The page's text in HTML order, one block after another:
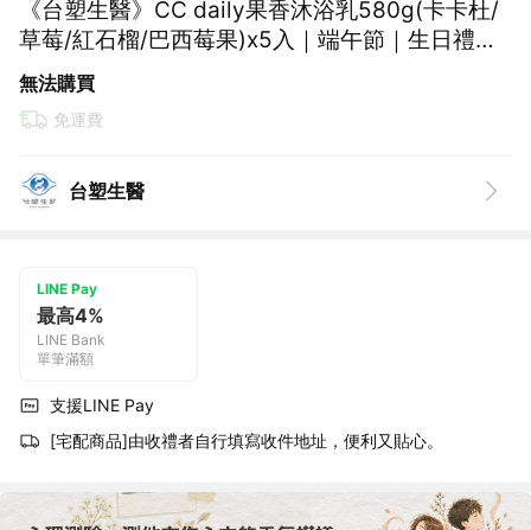
《台塑生醫》CC daily果香沐浴乳580g(卡卡杜/
草莓/紅石榴/巴西莓果)x5入｜端午節｜生日禮物
｜雙子座｜保健｜女性｜好朋友｜喜歡你｜暖心
室友
無法購買
免運費
台塑生醫
LINE Pay
最高4%
LINE Bank
單筆滿額
支援LINE Pay
[宅配商品]由收禮者自行填寫收件地址，便利又貼心。